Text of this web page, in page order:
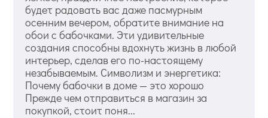
будет радовать вас даже пасмурным
осенним вечером, обратите внимание на
обои с бабочками. Эти удивительные
создания способны вдохнуть жизнь в любой
интерьер, сделав его по-настоящему
незабываемым. Символизм и энергетика:
Почему бабочки в доме — это хорошо
Прежде чем отправиться в магазин за
покупкой, стоит поня...